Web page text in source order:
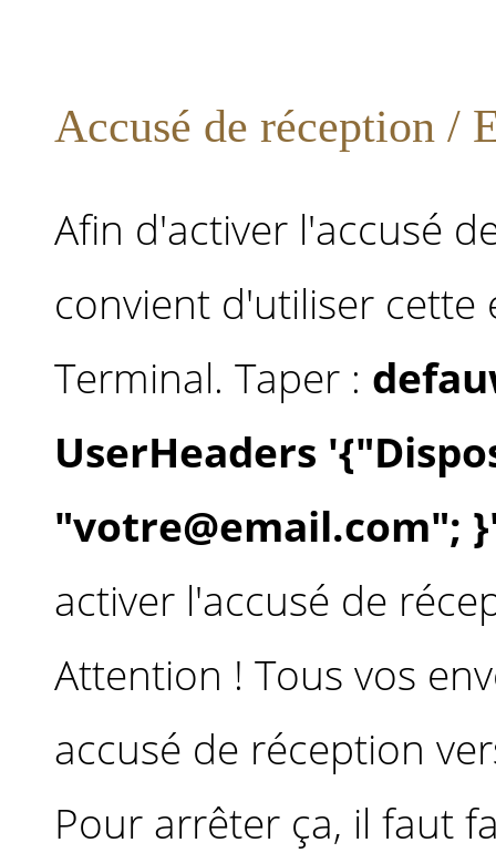
Accusé de réception /
Afin d'activer l'accusé
convient d'utiliser cette
Terminal. Taper :
UserHeaders
"votre@email.com";
activer l'accusé de
Attention ! Tous vos
accusé de réception
Pour arrêter ça, il faut